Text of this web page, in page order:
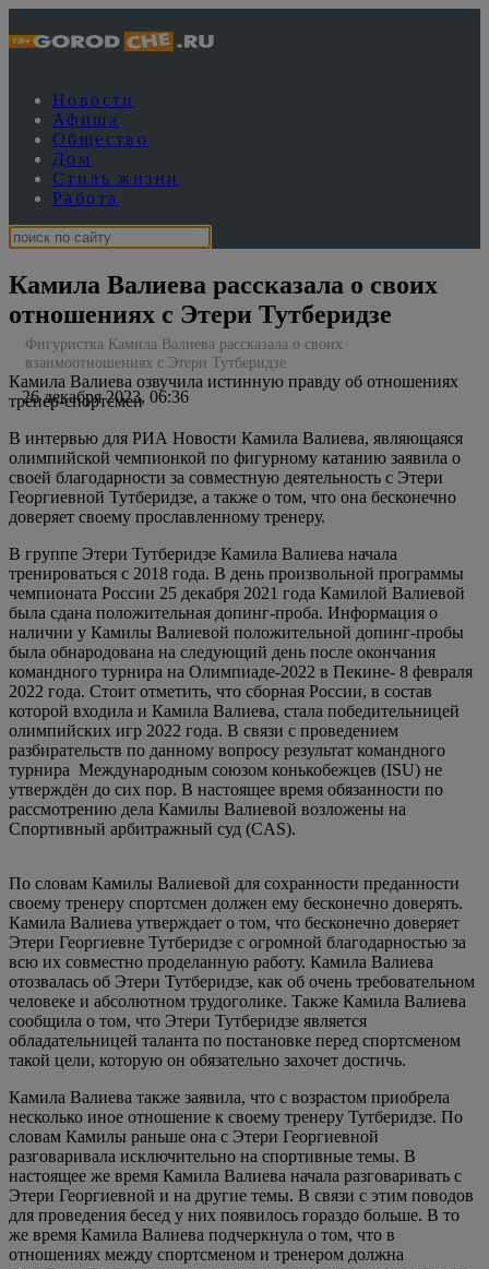
Новости
Афиша
Общество
Дом
Стиль жизни
Работа
Камила Валиева рассказала о своих
отношениях с Этери Тутберидзе
Фигуристка Камила Валиева рассказала о своих
взаимоотношениях с Этери Тутберидзе
26 декабря 2023, 06:36
Камила Валиева озвучила истинную правду об отношениях
тренер-спортсмен
В интервью для РИА Новости Камила Валиева, являющаяся
олимпийской чемпионкой по фигурному катанию заявила о
своей благодарности за совместную деятельность с Этери
Георгиевной Тутберидзе, а также о том, что она бесконечно
доверяет своему прославленному тренеру.
В группе Этери Тутберидзе Камила Валиева начала
тренироваться с 2018 года. В день произвольной программы
чемпионата России 25 декабря 2021 года Камилой Валиевой
была сдана положительная допинг-проба. Информация о
наличии у Камилы Валиевой положительной допинг-пробы
была обнародована на следующий день после окончания
командного турнира на Олимпиаде-2022 в Пекине- 8 февраля
2022 года. Стоит отметить, что сборная России, в состав
которой входила и Камила Валиева, стала победительницей
олимпийских игр 2022 года. В связи с проведением
разбирательств по данному вопросу результат командного
турнира Международным союзом конькобежцев (ISU) не
утверждён до сих пор. В настоящее время обязанности по
рассмотрению дела Камилы Валиевой возложены на
Спортивный арбитражный суд (CAS).
По словам Камилы Валиевой для сохранности преданности
своему тренеру спортсмен должен ему бесконечно доверять.
Камила Валиева утверждает о том, что бесконечно доверяет
Этери Георгиевне Тутберидзе с огромной благодарностью за
всю их совместно проделанную работу. Камила Валиева
отозвалась об Этери Тутберидзе, как об очень требовательном
человеке и абсолютном трудоголике. Также Камила Валиева
сообщила о том, что Этери Тутберидзе является
обладательницей таланта по постановке перед спортсменом
такой цели, которую он обязательно захочет достичь.
Камила Валиева также заявила, что с возрастом приобрела
несколько иное отношение к своему тренеру Тутберидзе. По
словам Камилы раньше она с Этери Георгиевной
разговаривала исключительно на спортивные темы. В
настоящее же время Камила Валиева начала разговаривать с
Этери Георгиевной и на другие темы. В связи с этим поводов
для проведения бесед у них появилось гораздо больше. В то
же время Камила Валиева подчеркнула о том, что в
отношениях между спортсменом и тренером должна